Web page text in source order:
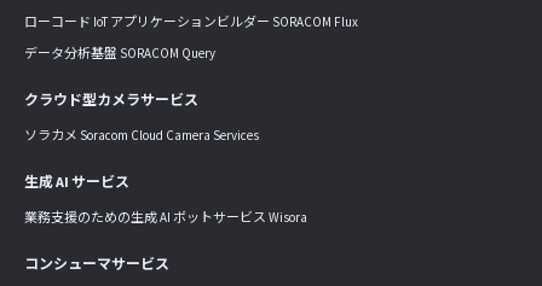
ローコード IoT アプリケーションビルダー SORACOM Flux
データ分析基盤 SORACOM Query
クラウド型カメラサービス
ソラカメ Soracom Cloud Camera Services
生成 AI サービス
業務支援のための生成 AI ボットサービス Wisora
コンシューマサービス